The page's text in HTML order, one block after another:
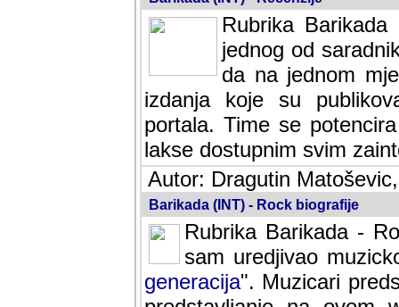
Rubrika
jednog od
da na jednom
izdanja koje su
portala. Time se
lakse dostupnim svim
Autor: Dragutin
Barikada (INT) - Rock biografije
Rubrika Barikada -
sam uredjivao
generacija". Muzicari